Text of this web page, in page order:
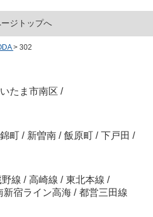
ジトップへ
> 302
たま市南区 /
錦町 / 新曽南 / 飯原町 / 下戸田 /
線 / 高崎線 / 東北本線 /
新宿ライン高海 / 都営三田線